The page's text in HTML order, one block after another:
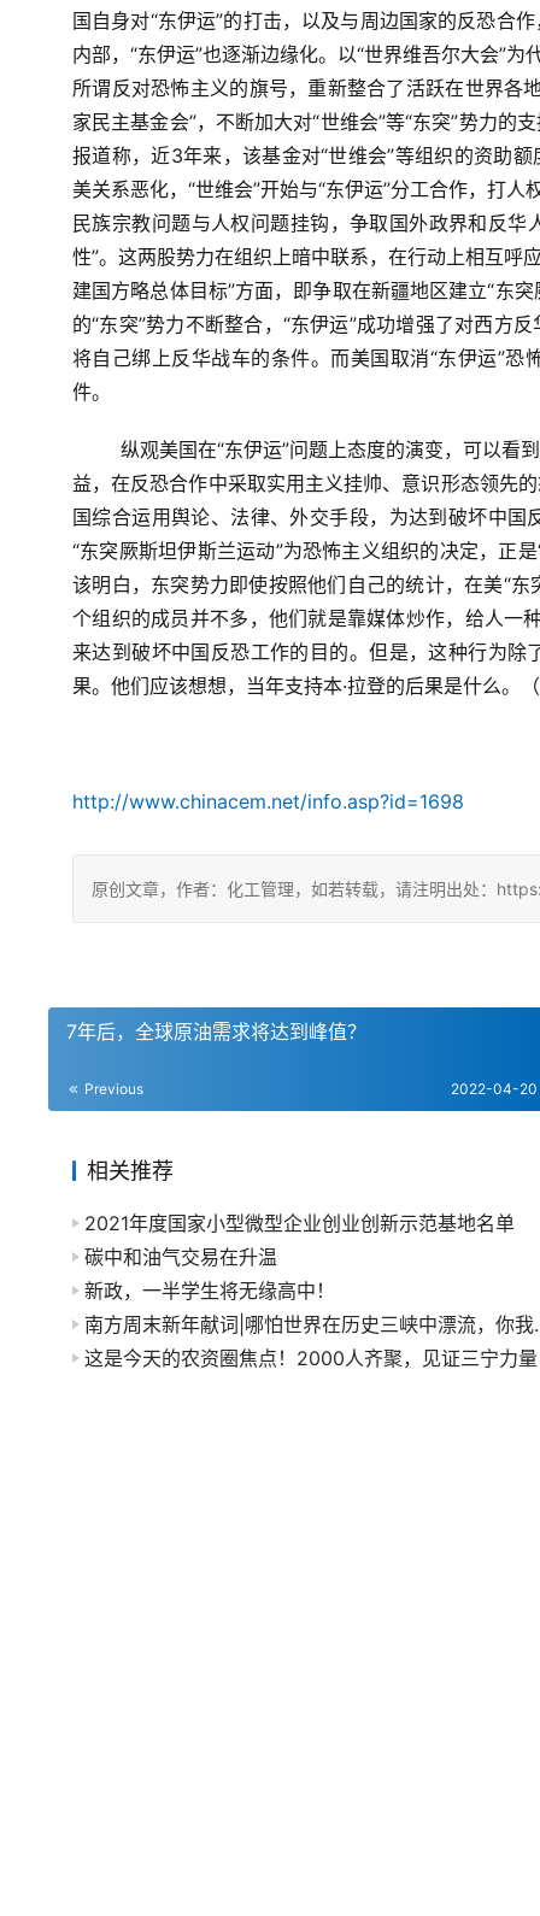
国自身对“东伊运”的打击，以及与周边国家的反恐合
内部，“东伊运”也逐渐边缘化。以“世界维吾尔大会”
所谓反对恐怖主义的旗号，重新整合了活跃在世界各
家民主基金会”，不断加大对“世维会”等“东突”势力
报道称，近3年来，该基金对“世维会”等组织的资助
美关系恶化，“世维会”开始与“东伊运”分工合作，打
民族宗教问题与人权问题挂钩，争取国外政界和反华
性”。这两股势力在组织上暗中联系，在行动上相互呼
建国方略总体目标”方面，即争取在新疆地区建立“东
的“东突”势力不断整合，“东伊运”成功增强了对西方
将自己绑上反华战车的条件。而美国取消“东伊运”
件。
纵观美国在“东伊运”问题上态度的演变，可以看
益，在反恐合作中采取实用主义挂帅、意识形态领先
国综合运用舆论、法律、外交手段，为达到破坏中
“东突厥斯坦伊斯兰运动”为恐怖主义组织的决定，正
该明白，东突势力即使按照他们自己的统计，在美“
个组织的成员并不多，他们就是靠媒体炒作，给人一
来达到破坏中国反恐工作的目的。但是，这种行为
果。他们应该想想，当年支持本·拉登的后果是什么。
http://www.chinacem.net/info.asp?id=1698
原创文章，作者：化工管理，如若转载，请注明出处：
7年后，全球原油需求将达到峰值？
Previous 2022-04-20
相关推荐
2021年度国家小型微型企业创业创新示范基地名单
碳中和油气交易在升温
新政，一半学生将无缘高中！
南方周末新
这是今天的农资圈焦点！2000人齐聚，见证三宁力量